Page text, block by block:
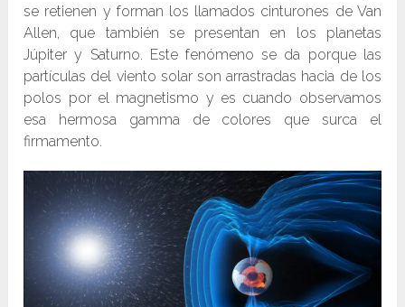
se retienen y forman los llamados cinturones de Van
Allen, que también se presentan en los planetas
Júpiter y Saturno. Este fenómeno se da porque las
partículas del viento solar son arrastradas hacia de los
polos por el magnetismo y es cuando observamos
esa hermosa gamma de colores que surca el
firmamento.